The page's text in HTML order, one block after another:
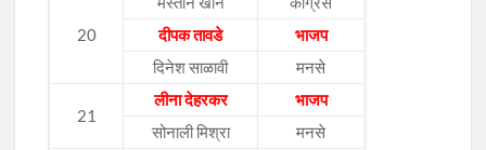
20
दीपक तावडे
भाजप
दिनेश साळावी
मनसे
21
लीना देहरकर
भाजप
सोनाली मिश्रा
मनसे